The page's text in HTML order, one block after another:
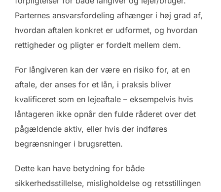
Parternes ansvarsfordeling afhænger i høj grad af,
hvordan aftalen konkret er udformet, og hvordan
rettigheder og pligter er fordelt mellem dem.
For långiveren kan der være en risiko for, at en
aftale, der anses for et lån, i praksis bliver
kvalificeret som en lejeaftale – eksempelvis hvis
låntageren ikke opnår den fulde råderet over det
pågældende aktiv, eller hvis der indføres
begrænsninger i brugsretten.
Dette kan have betydning for både
sikkerhedsstillelse, misligholdelse og retsstillingen